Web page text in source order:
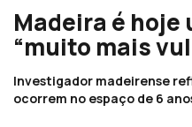
Madeira é hoje
“muito mais
Investigador madeirense
ocorrem no espaço de 6